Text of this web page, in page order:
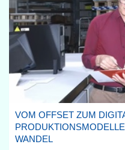
VOM OFFSET ZUM
WANDEL